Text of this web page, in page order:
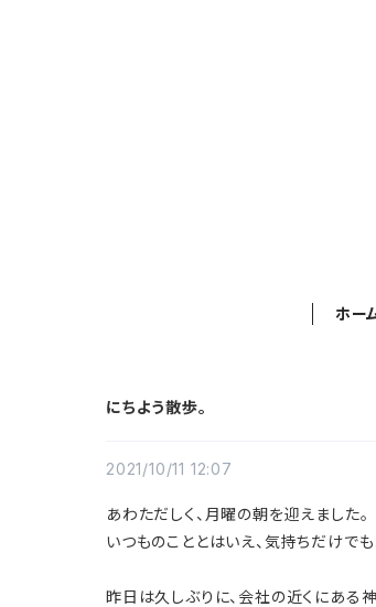
ホー
にちよう散歩。
2021/10/11 12:07
あわただしく、月曜の朝を迎えました。
いつものこととはいえ、気持ちだけで
昨日は久しぶりに、会社の近くにある